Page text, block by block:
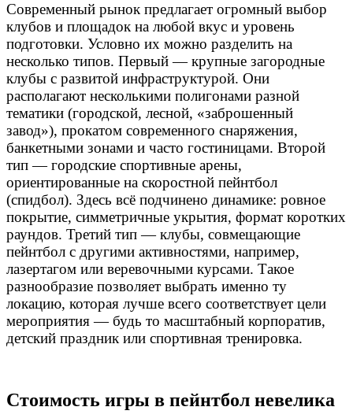
Современный рынок предлагает огромный выбор
клубов и площадок на любой вкус и уровень
подготовки. Условно их можно разделить на
несколько типов. Первый — крупные загородные
клубы с развитой инфраструктурой. Они
располагают несколькими полигонами разной
тематики (городской, лесной, «заброшенный
завод»), прокатом современного снаряжения,
банкетными зонами и часто гостиницами. Второй
тип — городские спортивные арены,
ориентированные на скоростной пейнтбол
(спидбол). Здесь всё подчинено динамике: ровное
покрытие, симметричные укрытия, формат коротких
раундов. Третий тип — клубы, совмещающие
пейнтбол с другими активностями, например,
лазертагом или веревочными курсами. Такое
разнообразие позволяет выбрать именно ту
локацию, которая лучше всего соответствует цели
мероприятия — будь то масштабный корпоратив,
детский праздник или спортивная тренировка.
Стоимость игры в пейнтбол невелика